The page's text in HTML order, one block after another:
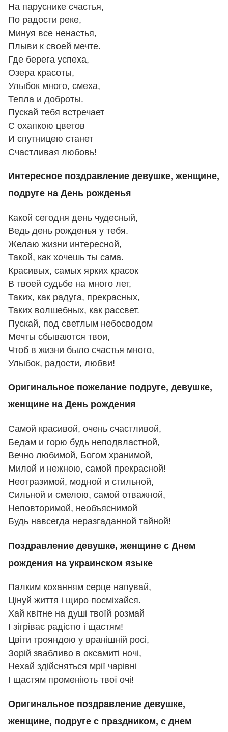
На паруснике счастья,
По радости реке,
Минуя все ненастья,
Плыви к своей мечте.
Где берега успеха,
Озера красоты,
Улыбок много, смеха,
Тепла и доброты.
Пускай тебя встречает
С охапкою цветов
И спутницею станет
Счастливая любовь!
Интересное поздравление девушке, женщине,
подруге на День рожденья
Какой сегодня день чудесный,
Ведь день рожденья у тебя.
Желаю жизни интересной,
Такой, как хочешь ты сама.
Красивых, самых ярких красок
В твоей судьбе на много лет,
Таких, как радуга, прекрасных,
Таких волшебных, как рассвет.
Пускай, под светлым небосводом
Мечты сбываются твои,
Чтоб в жизни было счастья много,
Улыбок, радости, любви!
Оригинальное пожелание подруге, девушке,
женщине на День рождения
Самой красивой, очень счастливой,
Бедам и горю будь неподвластной,
Вечно любимой, Богом хранимой,
Милой и нежною, самой прекрасной!
Неотразимой, модной и стильной,
Сильной и смелою, самой отважной,
Неповторимой, необъяснимой
Будь навсегда неразгаданной тайной!
Поздравление девушке, женщине с Днем
рождения на украинском языке
Палким коханням серце напувай,
Цінуй життя і щиро посміхайся.
Хай квітне на душі твоїй розмай
І зігріває радістю і щастям!
Цвіти трояндою у вранішній росі,
Зорій звабливо в оксамиті ночі,
Нехай здійсняться мрії чарівні
І щастям променіють твої очі!
Оригинальное поздравление девушке,
женщине, подруге с праздником, с днем